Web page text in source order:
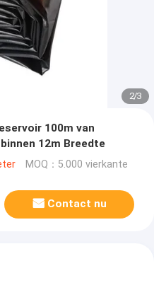
2/3
100m van
12m Breedte
MOQ：5.000 vierkante
Contact nu